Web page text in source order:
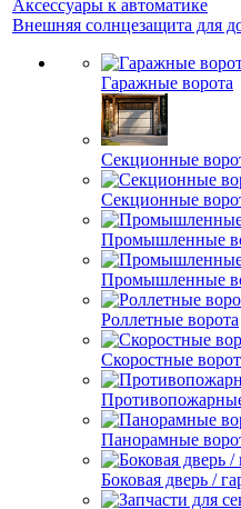
Аксессуары к автоматике
Внешняя солнцезащита для
Гаражные ворота
Секционные
Секционные
Промышленные
Промышленные
Роллетные ворота
Скоростные
Панорамные
Боковая дверь /